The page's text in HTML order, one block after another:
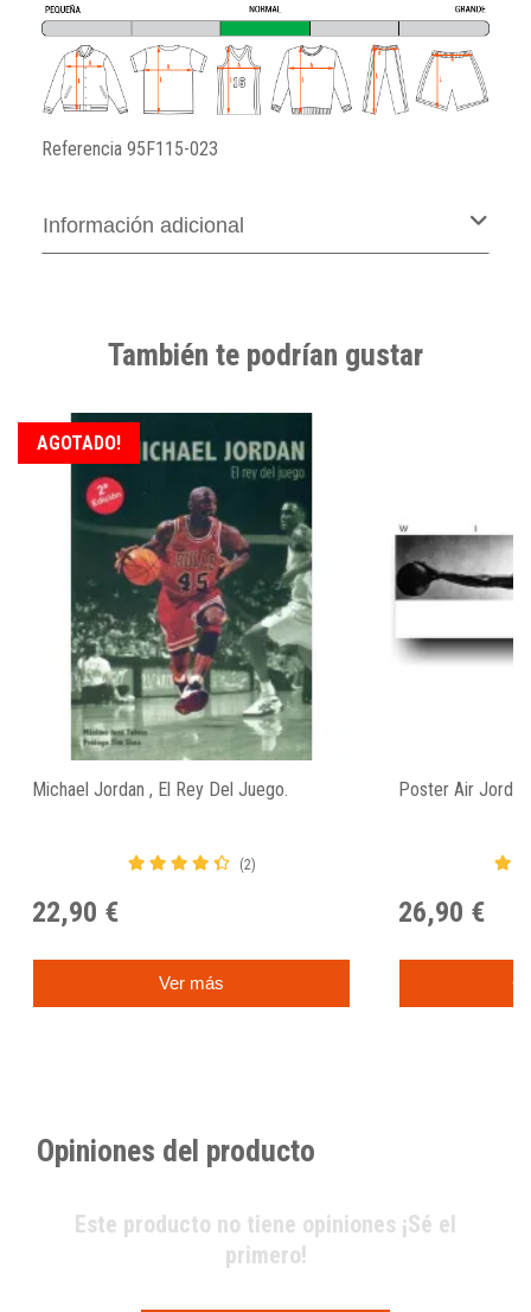
Referencia 95F115-023
Información adicional
También te podrían gustar
Michael Jordan , El Rey Del Juego.
(2)
22,90 €
Ver más
AGOTADO!
Poster Air
26,90 €
Opiniones del producto
Este producto no tiene opiniones ¡Sé el
primero!